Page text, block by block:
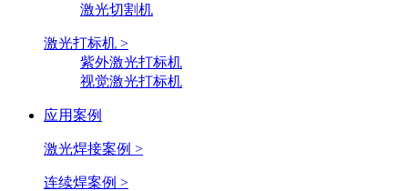
激光切割机
激光打标机 >
紫外激光打标机
视觉激光打标机
应用案例
激光焊接案例 >
连续焊案例 >